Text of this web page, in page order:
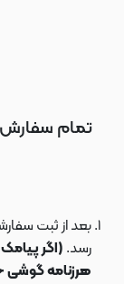
تمام
بعد از ثبت
رسد.
هرزنامه گوشی